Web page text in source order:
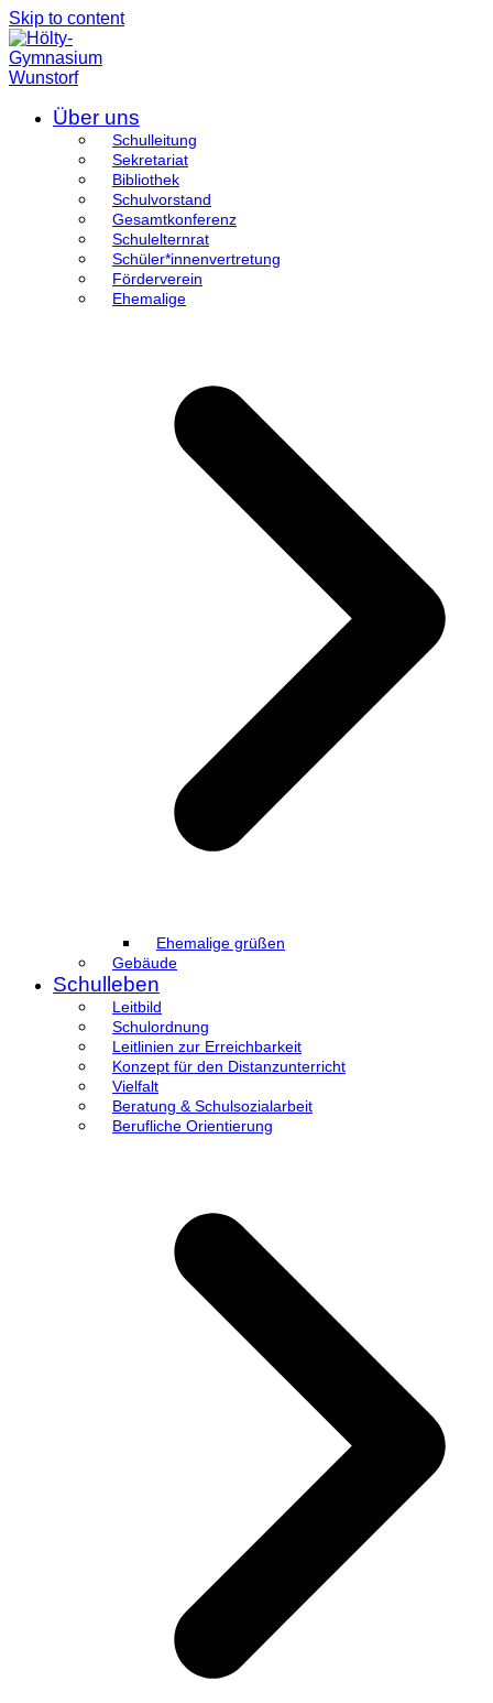
Skip to content
Über uns
Schulleitung
Sekretariat
Bibliothek
Schulvorstand
Gesamtkonferenz
Schulelternrat
Schüler*innenvertretung
Förderverein
Ehemalige
Ehemalige grüßen
Gebäude
Schulleben
Leitbild
Schulordnung
Leitlinien zur Erreichbarkeit
Konzept für den Distanzunterricht
Vielfalt
Beratung & Schulsozialarbeit
Berufliche Orientierung